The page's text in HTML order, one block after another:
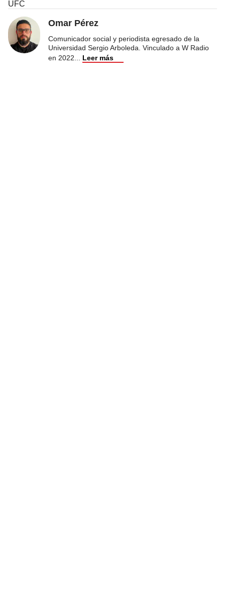
UFC
Omar Pérez
Comunicador social y periodista egresado de la
Universidad Sergio Arboleda. Vinculado a W Radio
en 2022... Leer más